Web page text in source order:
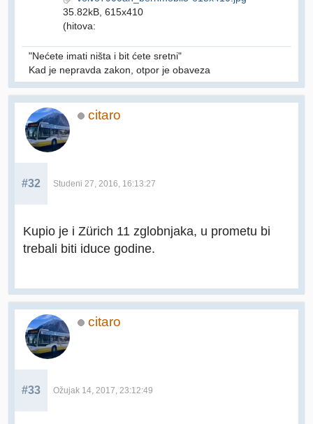
35.82kB, 615x410
(hitova:
"Nećete imati ništa i bit ćete sretni"
Kad je nepravda zakon, otpor je obaveza
citaro
#32 Studeni 27, 2016, 16:13:27
Kupio je i Zürich 11 zglobnjaka, u prometu bi
trebali biti iduce godine.
citaro
#33 Ožujak 14, 2017, 23:12:49